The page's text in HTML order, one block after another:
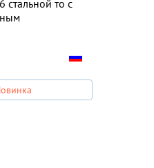
стальной то с